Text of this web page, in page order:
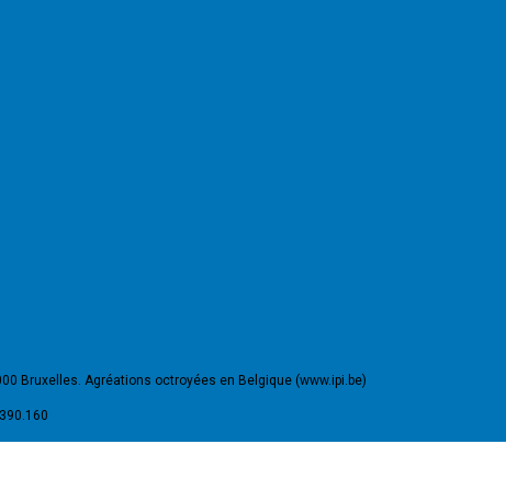
Bruxelles. Agréations octroyées en Belgique (www.ipi.be)